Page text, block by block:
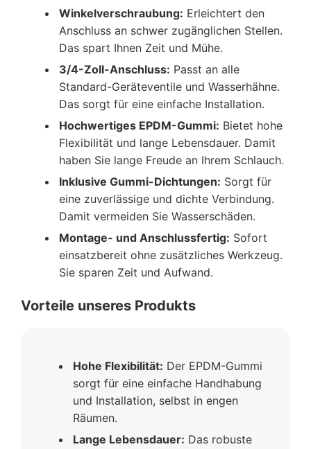
Winkelverschraubung: Erleichtert den
Anschluss an schwer zugänglichen Stellen.
Das spart Ihnen Zeit und Mühe.
3/4-Zoll-Anschluss: Passt an alle
Standard-Geräteventile und Wasserhähne.
Das sorgt für eine einfache Installation.
Hochwertiges EPDM-Gummi: Bietet hohe
Flexibilität und lange Lebensdauer. Damit
haben Sie lange Freude an Ihrem Schlauch.
Inklusive Gummi-Dichtungen: Sorgt für
eine zuverlässige und dichte Verbindung.
Damit vermeiden Sie Wasserschäden.
Montage- und Anschlussfertig: Sofort
einsatzbereit ohne zusätzliches Werkzeug.
Sie sparen Zeit und Aufwand.
Vorteile unseres Produkts
Hohe Flexibilität: Der EPDM-Gummi
sorgt für eine einfache Handhabung
und Installation, selbst in engen
Räumen.
Lange Lebensdauer: Das robuste